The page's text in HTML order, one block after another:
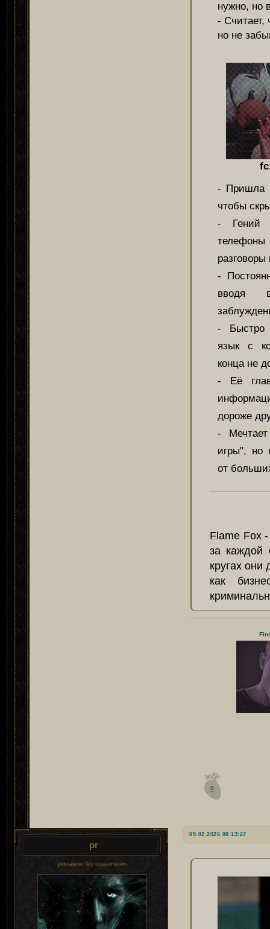
нужно, но
- Считает,
но не
- Пришла
чтобы
- Гений
разговоры
-
вводя
- Быстро
язык с
конца не
- Её
дороже
-
игры", но
от
Flame Fox
за каждой
кругах
как
0
09.02.2026 00:13:27
pr
рекламлю без ограничения